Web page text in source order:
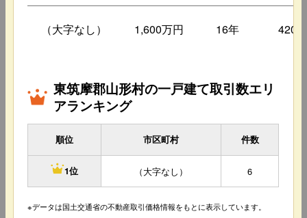
（大字なし） 1,600万円 16年 420
東筑摩郡山形村の一戸建て取引数エリ
アランキング
順位 市区町村 件数
1位 （大字なし） 6
※データは国土交通省の不動産取引価格情報をもとに表示しています。